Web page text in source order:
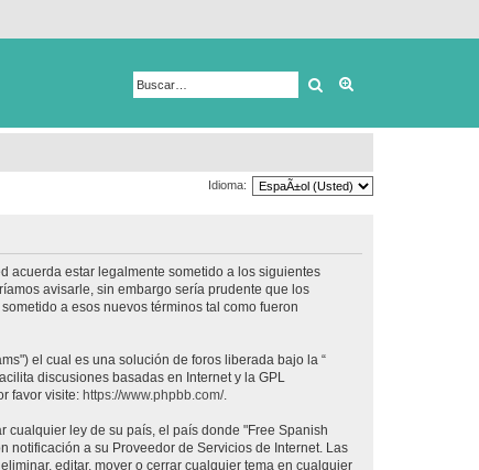
Buscar
Idioma:
acuerda estar legalmente sometido a los siguientes
avisarle, sin embargo sería prudente que los
a esos nuevos términos tal como fueron
el cual es una solución de foros liberada bajo la “
discusiones basadas en Internet y la GPL
favor visite: https://www.phpbb.com/.
ley de su país, el país donde "Free Spanish
notificación a su Proveedor de Servicios de Internet. Las
editar, mover o cerrar cualquier tema en cualquier